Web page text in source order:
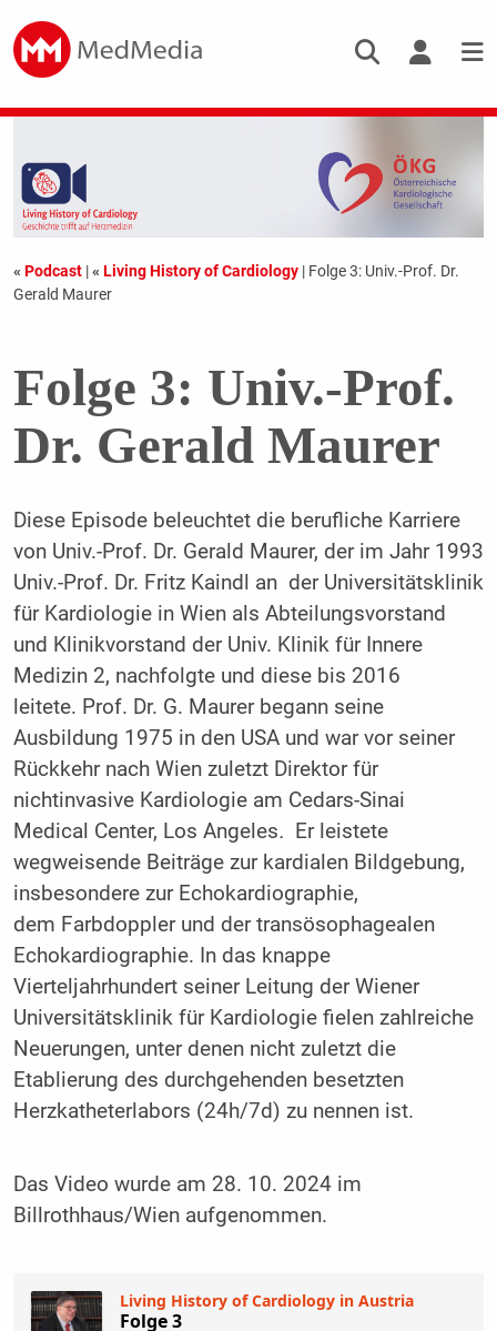
« Podcast|« Living History of Cardiology| Folge 3: Univ.-Prof. Dr.
Gerald Maurer
Folge 3: Univ.-Prof.
Dr. Gerald Maurer
Diese Episode beleuchtet die berufliche Karriere
von Univ.-Prof. Dr. Gerald Maurer, der im Jahr 1993
Univ.-Prof. Dr. Fritz Kaindl an der Universitätsklinik
für Kardiologie in Wien als Abteilungsvorstand
und Klinikvorstand der Univ. Klinik für Innere
Medizin 2, nachfolgte und diese bis 2016
leitete. Prof. Dr. G. Maurer begann seine
Ausbildung 1975 in den USA und war vor seiner
Rückkehr nach Wien zuletzt Direktor für
nichtinvasive Kardiologie am Cedars-Sinai
Medical Center, Los Angeles.
Er leistete
wegweisende Beiträge zur kardialen Bildgebung,
insbesondere zur Echokardiographie,
dem Farbdoppler und der transösophagealen
Echokardiographie. In das knappe
Vierteljahrhundert seiner Leitung der Wiener
Universitätsklinik für Kardiologie fielen zahlreiche
Neuerungen, unter denen nicht zuletzt die
Etablierung des durchgehenden besetzten
Herzkatheterlabors (24h/7d) zu nennen ist.
Das Video wurde am 28. 10. 2024 im
Billrothhaus/Wien aufgenommen.